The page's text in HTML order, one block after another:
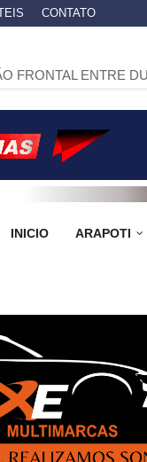
CONTATO
DUAS FIAT
INICIO ARAPOTI